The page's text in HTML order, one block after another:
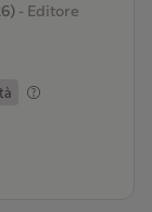
- Editore